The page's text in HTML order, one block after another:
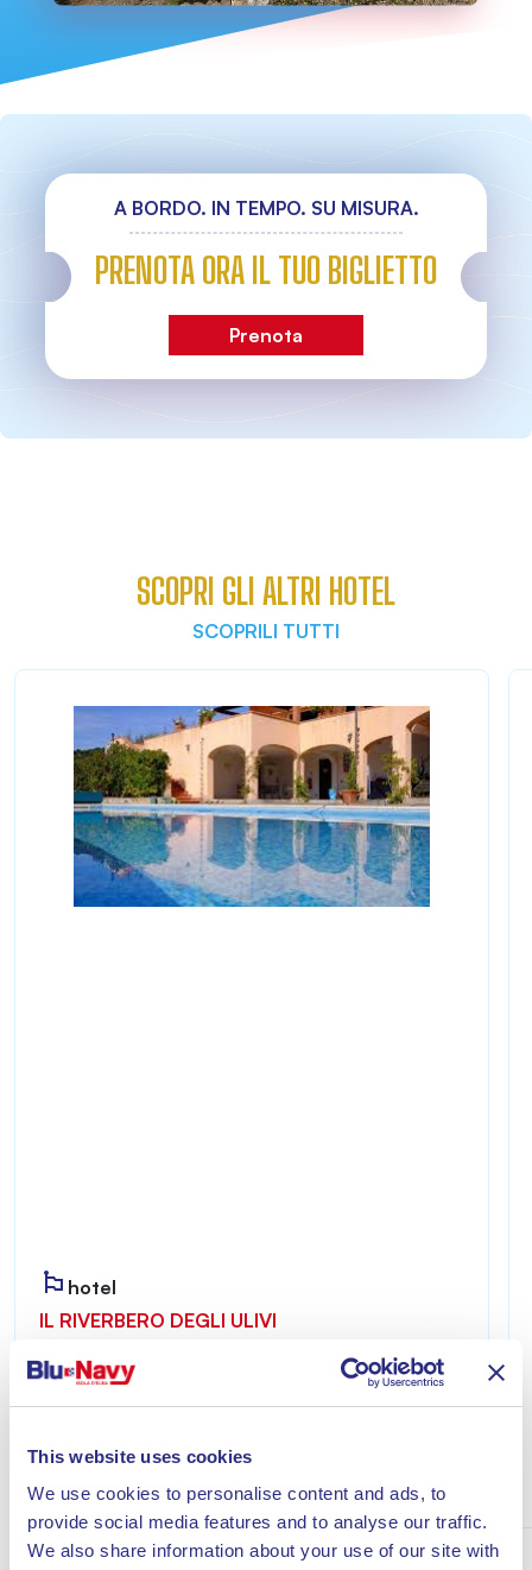
This website uses cookies
We use cookies to personalise content and ads, to
provide social media features and to analyse our traffic.
We also share information about your use of our site with
A BORDO. IN TEMPO. SU MISURA.
PRENOTA ORA IL TUO BIGLIETTO
Prenota
SCOPRI GLI ALTRI HOTEL
SCOPRILI TUTTI
hotel
IL RIVERBERO DEGLI ULIVI
Riverbero degli Ulivi è accogliente e riservato,
ideale per chi desidera vivere un soggiorno
Lacona.
Scopri